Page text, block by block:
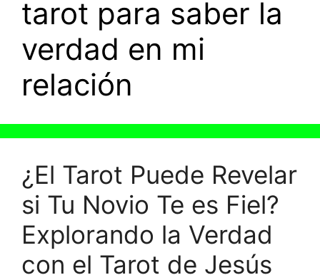
tarot para saber la
verdad en mi
relación
¿El Tarot Puede Revelar
si Tu Novio Te es Fiel?
Explorando la Verdad
con el Tarot de Jesús